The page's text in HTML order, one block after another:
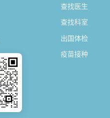
查找医生
查找科室
出国体检
疫苗接种